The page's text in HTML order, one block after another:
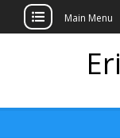
Main Menu